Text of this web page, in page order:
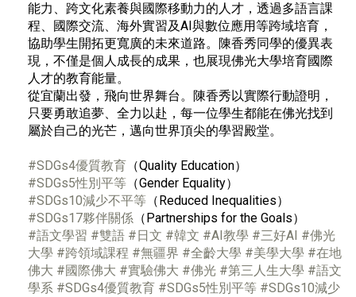
能力、跨文化素養與國際移動力的人才，透過多語言課
程、國際交流、海外實習及AI與數位應用等跨域培育，
協助學生開拓更寬廣的未來道路。陳香秀同學的優異表
現，不僅是個人成長的成果，也展現佛光大學培育國際
人才的教育能量。
從宜蘭出發，飛向世界舞台。陳香秀以實際行動證明，
只要勇敢追夢、全力以赴，每一位學生都能在佛光找到
屬於自己的光芒，邁向世界頂尖的學習殿堂。
#SDGs4優質教育 （Quality Education）
#SDGs5性別平等 （Gender Equality）
#SDGs10減少不平等 （Reduced Inequalities）
#SDGs17夥伴關係 （Partnerships for the Goals）
#語文學習 #雙語 #日文 #韓文 #AI教學 #三好AI #佛光
大學 #跨領域課程 #無疆界 #全齡大學 #美學大學 #在地
佛大 #國際佛大 #實驗佛大 #佛光 #第三人生大學 #語文
學系 #SDGs4優質教育 #SDGs5性別平等 #SDGs10減少